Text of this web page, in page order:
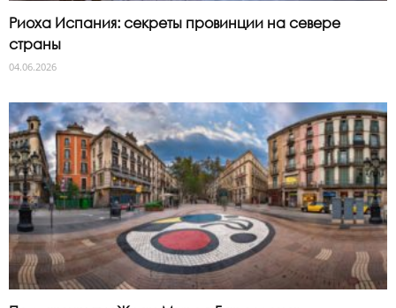
Риоха Испания: секреты провинции на севере
страны
04.06.2026